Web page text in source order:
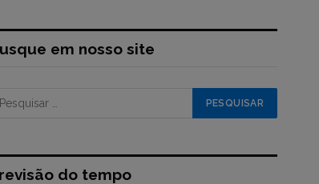
em nosso site
do tempo